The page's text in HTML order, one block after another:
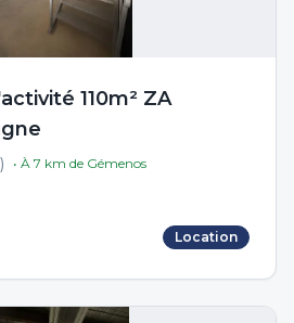
110m² ZA
) • À 7 km de Gémenos
Location